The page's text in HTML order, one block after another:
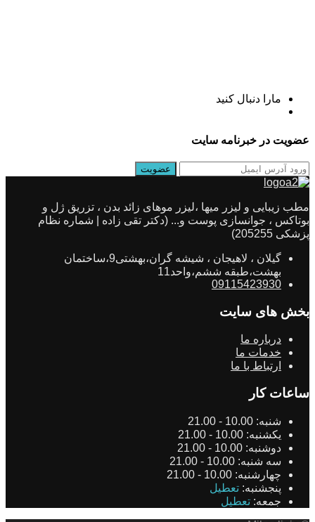
مارا دنبال کنید
عضویت در خبرنامه سایت
مطب زیبایی و لیزر میها ،لیزر موهای زائد بدن ، تزریق ژل و
بوتاکس ، جوانسازی پوست و... (دکتر تقی زاده | شماره نظام
پزشکی 205255)
گیلان ، لاهیجان ، شیشه گران،بهشتی9،ساختمان
بهشت،طبقه ششم،واحد11
09115423930
بخش های سایت
درباره ما
خدمات ما
ارتباط با ما
ساعات کار
شنبه: 10.00 - 21.00
یکشنبه: 10.00 - 21.00
دوشنبه: 10.00 - 21.00
سه شنبه: 10.00 - 21.00
چهارشنبه: 10.00 - 21.00
پنجشنبه: تعطیل
جمعه: تعطیل